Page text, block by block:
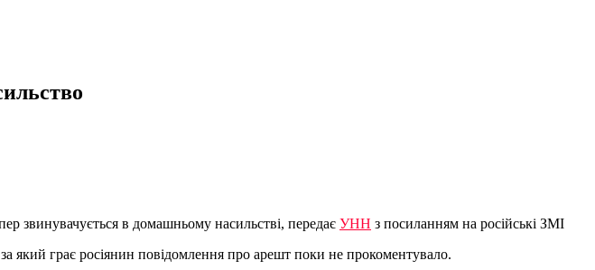
звинувачується в домашньому насильстві, передає УНН з посиланням на російські ЗМІ
який грає росіянин повідомлення про арешт поки не прокоментувало.